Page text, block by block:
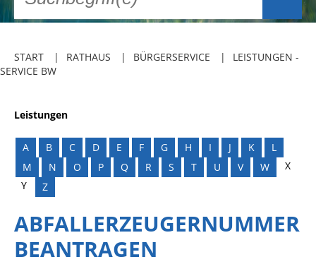
START RATHAUS BÜRGERSERVICE
LEISTUNGEN -
SERVICE BW
Leistungen
A B C D E F G H I J K
L
M
N O P Q R S T U V W
X
Y
Z
ABFALLERZEUGERNUMMER
BEANTRAGEN